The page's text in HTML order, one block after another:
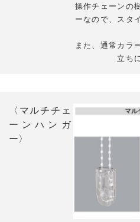
操作チェーンの
ーなので、スタ
また、通常カラ
立ち
〈マルチチェ
ーンハンガ
ー〉